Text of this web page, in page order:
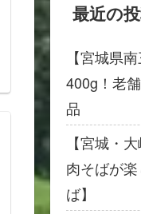
最近の
【宮城県
400g！老
品
【宮城・
肉そばが
ば】